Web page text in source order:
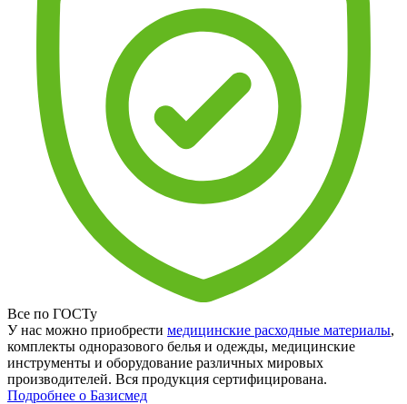
Все по ГОСТу
У нас можно приобрести медицинские расходные материалы,
комплекты одноразового белья и одежды, медицинские
инструменты и оборудование различных мировых
производителей. Вся продукция сертифицирована.
Подробнее о Базисмед